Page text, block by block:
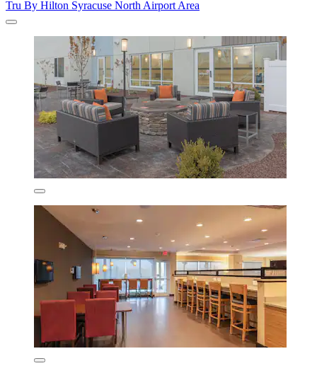
Tru By Hilton Syracuse North Airport Area